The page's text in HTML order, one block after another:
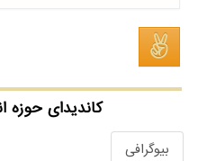
کاندیدای حوزه
بیوگرافی